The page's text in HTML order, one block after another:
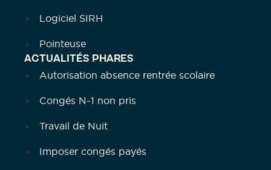
Logiciel SIRH
Pointeuse
ACTUALITÉS PHARES
Autorisation absence rentrée scolaire
Congés N-1 non pris
Travail de Nuit
Imposer congés payés